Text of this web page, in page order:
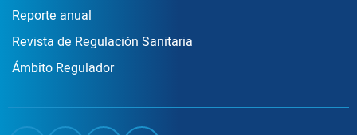
Reporte anual
Revista de Regulación Sanitaria
Ámbito Regulador